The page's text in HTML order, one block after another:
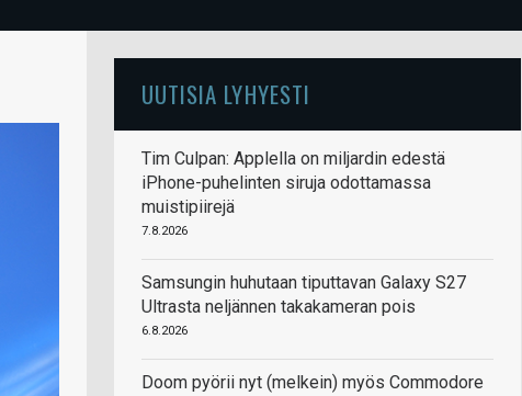
UUTISIA LYHYESTI
Tim Culpan: Applella on miljardin edestä
iPhone-puhelinten siruja odottamassa
muistipiirejä
7.8.2026
Samsungin huhutaan tiputtavan Galaxy S27
Ultrasta neljännen takakameran pois
6.8.2026
Doom pyörii nyt (melkein) myös Commodore